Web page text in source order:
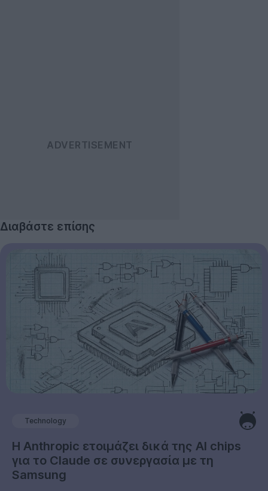
Διαβάστε επίσης
Technology
Η Anthropic ετοιμάζει δικά της AI chips
για το Claude σε συνεργασία με τη
Samsung